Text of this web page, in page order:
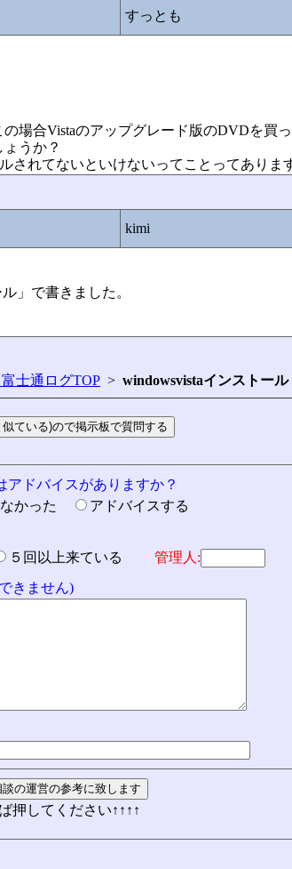
すっとも
場合Vistaのアップグレード版のDVDを買
うか？
されてないといけないってことってありま
kimi
」で書きました。
富士通ログTOP > windowsvistaインストール
ドバイスがありますか？
なかった
アドバイスする
５回以上来ている 管理人:
きません)
押してください↑↑↑↑